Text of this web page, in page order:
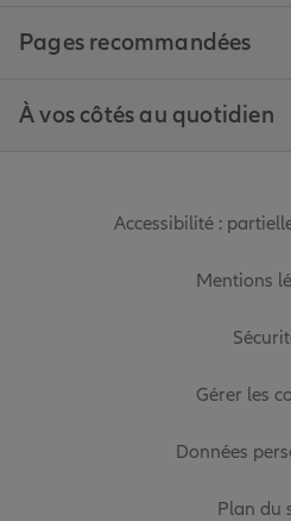
Pages recommandées
À vos côtés au quotidien
Accessibilité :
Mentions
Gérer les
Données
Plan du